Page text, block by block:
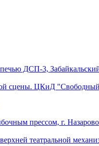
ДСП-3,
сцены. ЦКиД
прессом, г. Назарово
театральной